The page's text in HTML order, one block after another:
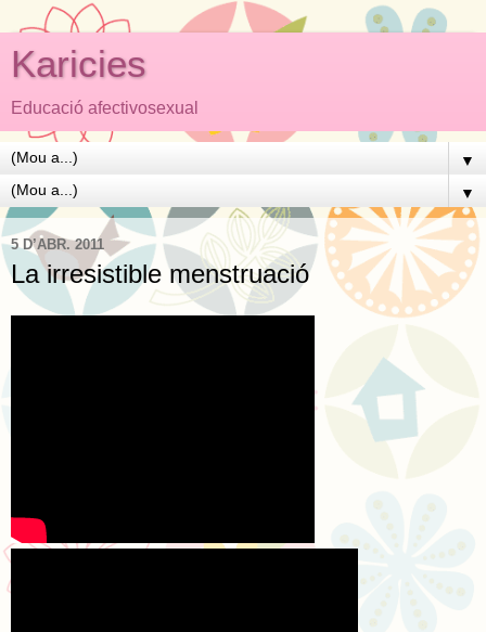
Karicies
Educació afectivosexual
▼
▼
5 D’ABR. 2011
La irresistible menstruació